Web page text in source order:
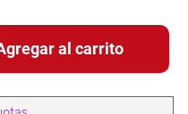
al carrito